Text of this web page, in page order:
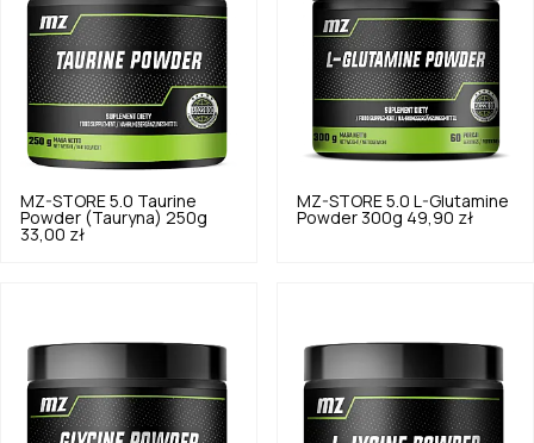
MZ-STORE 5.0 Taurine
Powder (Tauryna) 250g
33,00 zł
MZ-STORE 5.0
L-Glutamine
Powder 300g 49,90 zł